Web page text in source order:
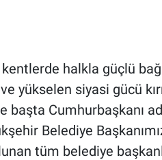
kentlerde halkla güçlü
yükselen siyasi gücü
Cumhurbaşkanı
Belediye
tüm belediye